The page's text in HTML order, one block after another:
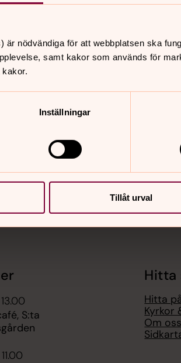
är nödvändiga för att webbplatsen ska
samt kakor som används för
Inställningar
Tillåt urval
tillsammans i Tveta kyrka. Mässan
913 02.
S:ta
Hitta
Hitta
Kyrkor
Om oss